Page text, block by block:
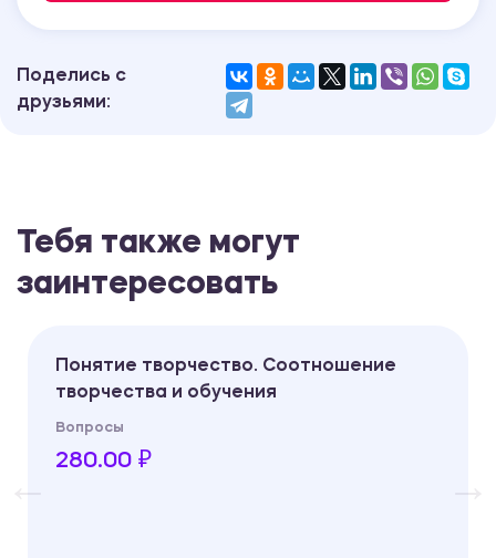
Поделись с
друзьями:
Тебя также могут
заинтересовать
Понятие творчество. Соотношение
творчества и обучения
Вопросы
280.00 ₽